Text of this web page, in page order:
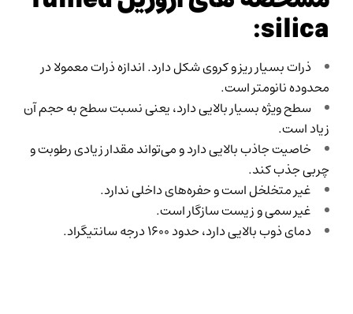
silica:
ذرات بسیار ریز و کروی شکل دارد. اندازه ذرات معمولا در
محدوده نانومتر است.
سطح ویژه بسیار بالایی دارد، یعنی نسبت سطح به حجم آن
زیاد است.
خاصیت جاذب بالایی دارد و می‌تواند مقدار زیادی رطوبت و
چربی جذب کند.
غیر متخلخل است و حفره‌های داخلی ندارد.
غیر سمی و زیست سازگار است.
دمای ذوب بالایی دارد، حدود ۱۶۰۰ درجه سانتیگراد.